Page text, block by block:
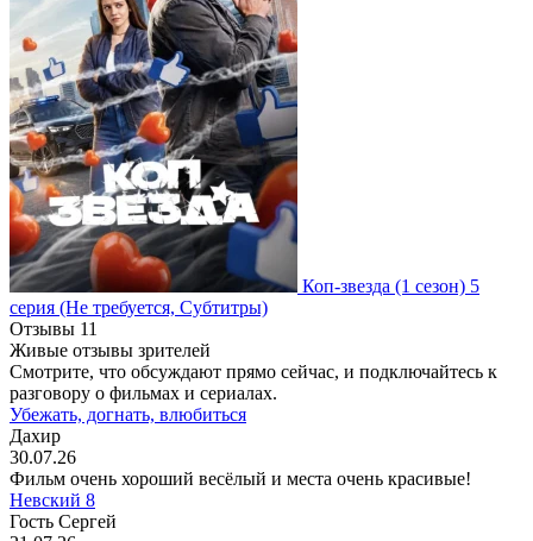
Коп-звезда (1 сезон) 5
серия (Не требуется, Субтитры)
Отзывы 11
Живые отзывы зрителей
Смотрите, что обсуждают прямо сейчас, и подключайтесь к
разговору о фильмах и сериалах.
Убежать, догнать, влюбиться
Дахир
30.07.26
Фильм очень хороший весёлый и места очень красивые!
Невский 8
Гость Сергей